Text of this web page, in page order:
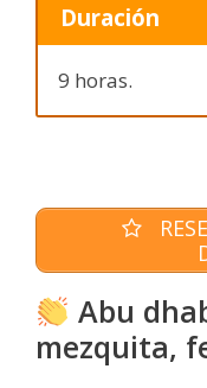
Duración
9 horas.
Abu
mezquita,